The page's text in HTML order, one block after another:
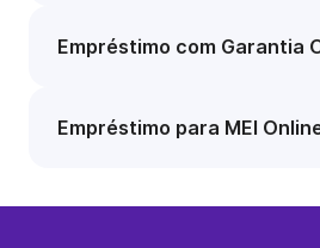
Empréstimo com Garantia
Empréstimo para MEI